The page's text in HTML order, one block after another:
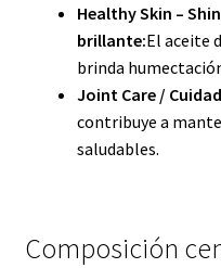
Healthy Skin –
brillante:El aceite
brinda
Joint Care /
contribuye a
saludables.
Composición